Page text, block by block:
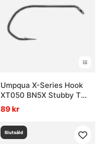
Umpqua X-Series Hook
XT050 BN5X Stubby T
(25pack)
89 kr
Slutsåld